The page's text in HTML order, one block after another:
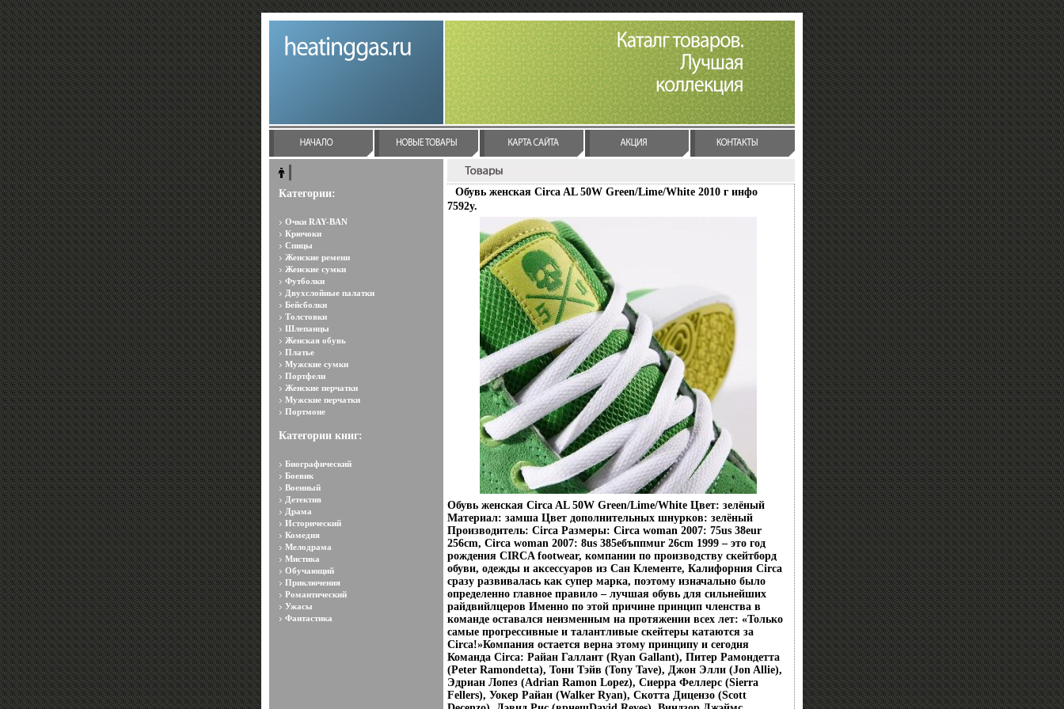
Категории:
Очки RAY-BAN
Крючоки
Спицы
Женские ремени
Женские сумки
Футболки
Двухслойные палатки
Бейсболки
Толстовки
Шлепанцы
Женская обувь
Платье
Мужские сумки
Портфели
Женские перчатки
Мужские перчатки
Портмоне
Категории книг:
Биографический
Боевик
Военный
Детектив
Драма
Исторический
Комедия
Мелодрама
Мистика
Обучающий
Приключения
Романтический
Ужасы
Фантастика
Обувь женская Circa AL 50W Green/Lime/White 2010 г инфо
7592y.
Обувь женская Circa AL 50W Green/Lime/White Цвет: зелёный
Материал: замша Цвет дополнительных шнурков: зелёный
Производитель: Circa Размеры: Circa woman 2007: 75us 38eur
256cm, Circa woman 2007: 8us 385eбъппмur 26cm 1999 – это год
рождения CIRCA footwear, компании по производству скейтборд
обуви, одежды и аксессуаров из Сан Клементе, Калифорния Circa
сразу развивалась как супер марка, поэтому изначально было
определенно главное правило – лучшая обувь для сильнейших
райдвийлцеров Именно по этой причине принцип членства в
команде оставался неизменным на протяжении всех лет: «Только
самые прогрессивные и талантливые скейтеры катаются за
Circa!»Компания остается верна этому принципу и сегодня
Команда Circa: Райан Галлант (Ryan Gallant), Питер Рамондетта
(Peter Ramondetta), Тони Тэйв (Tony Tave), Джон Элли (Jon Allie),
Эдриан Лопез (Adrian Ramon Lopez), Сиерра Феллерс (Sierra
Fellers), Уокер Райан (Walker Ryan), Скотта Дицензо (Scott